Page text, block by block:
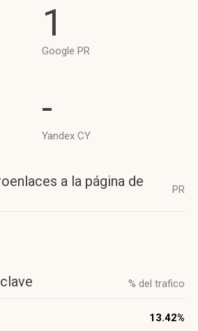
1
Google PR
-
Yandex CY
a la página de
PR
% del trafico
13.42%